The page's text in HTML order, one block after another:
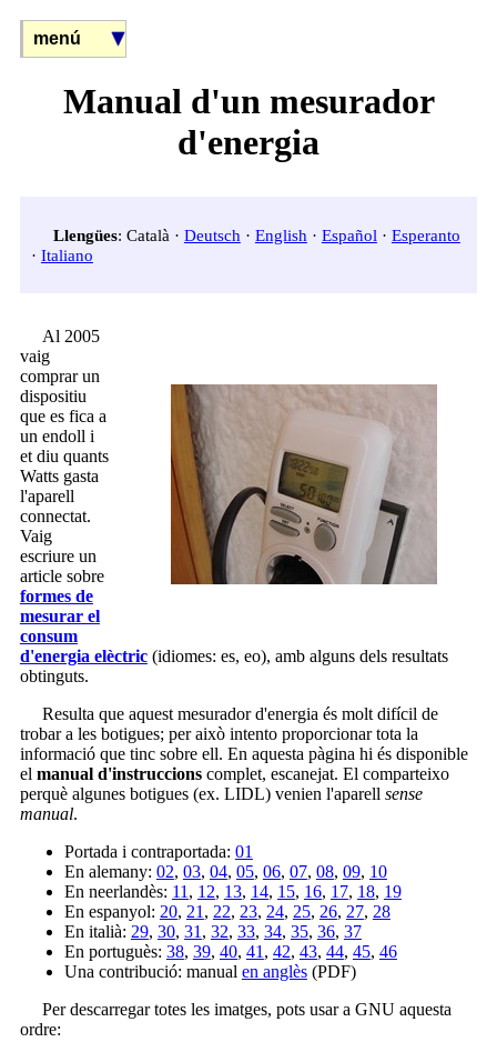
menú
Manual d'un mesurador
d'energia
Llengües: Català · Deutsch · English · Español · Esperanto
· Italiano
Al 2005
vaig
comprar un
dispositiu
que es fica a
un endoll i
et diu quants
Watts gasta
l'aparell
connectat.
Vaig
escriure un
article sobre
formes de
mesurar el
consum
d'energia elèctric(idiomes: es, eo), amb alguns dels resultats
obtinguts.
Resulta que aquest mesurador d'energia és molt difícil de
trobar a les botigues; per això intento proporcionar tota la
informació que tinc sobre ell. En aquesta pàgina hi és disponible
el manual d'instruccionscomplet, escanejat. El comparteixo
perquè algunes botigues (ex. LIDL) venien l'aparell sense
manual.
Portada i contraportada: 01
En alemany: 02, 03, 04, 05, 06, 07, 08, 09, 10
En neerlandès: 11 , 12, 13, 14, 15, 16, 17, 18, 19
En espanyol: 20, 21 , 22, 23, 24, 25, 26, 27, 28
En italià: 29, 30, 31 , 32, 33, 34, 35, 36, 37
En portuguès: 38, 39, 40, 41 , 42, 43, 44, 45, 46
Una contribució: manual en anglès(PDF)
Per descarregar totes les imatges, pots usar a GNU aquesta
ordre: